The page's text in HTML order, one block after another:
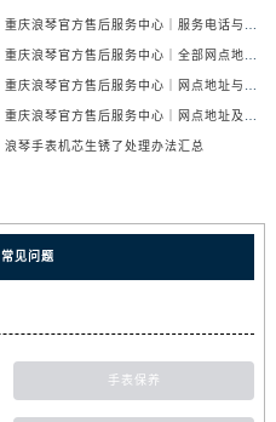
浪琴手表机芯生锈了处理办法汇总
常见问题
手表保养